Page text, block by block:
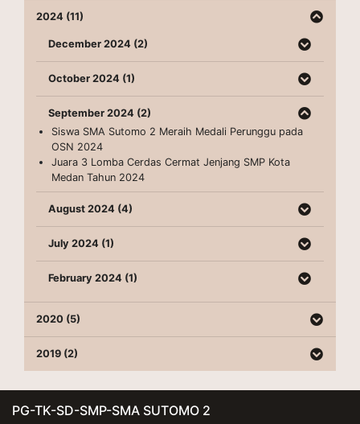
2024 (11)
December 2024 (2)
October 2024 (1)
September 2024 (2)
Siswa SMA Sutomo 2 Meraih Medali Perunggu pada
OSN 2024
Juara 3 Lomba Cerdas Cermat Jenjang SMP Kota
Medan Tahun 2024
August 2024 (4)
July 2024 (1)
February 2024 (1)
2020 (5)
2019 (2)
PG-TK-SD-SMP-SMA SUTOMO 2